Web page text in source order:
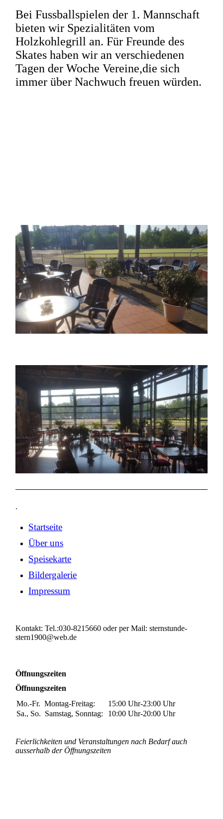
Bei Fussballspielen der 1. Mannschaft
bieten wir Spezialitäten vom
Holzkohlegrill an. Für Freunde des
Skates haben wir an verschiedenen
Tagen der Woche Vereine,die sich
immer über Nachwuch freuen würden.
.
Startseite
Über uns
Speisekarte
Bildergalerie
Impressum
Kontakt: Tel.:030-8215660 oder per Mail: sternstunde-
stern1900@web.de
Öffnungszeiten
Öffnungszeiten
Mo.-Fr.Montag-Freitag: 15:00 Uhr-23:00 Uhr
Sa., So. Samstag, Sonntag: 10:00 Uhr-20:00 Uhr
Feierlichkeiten und Veranstaltungen nach Bedarf auch
ausserhalb der Öffnungszeiten